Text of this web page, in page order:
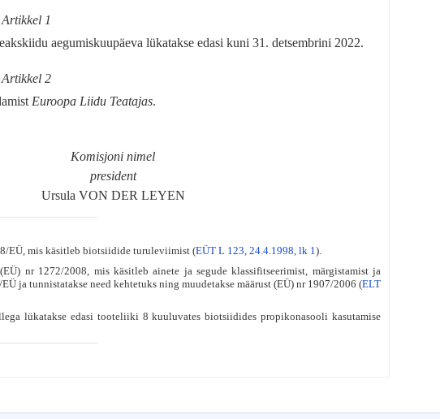
Artikkel 1
aegumiskuupäeva lükatakse edasi kuni 31. detsembrini 2022.
Artikkel 2
Euroopa Liidu Teatajas.
Komisjoni nimel
president
Ursula VON DER LEYEN
EÜ, mis käsitleb biotsiidide turuleviimist (EÜT L 123, 24.4.1998, lk 1).
nr 1272/2008, mis käsitleb ainete ja segude klassifitseerimist, märgistamist ja
ja tunnistatakse need kehtetuks ning muudetakse määrust (EÜ) nr 1907/2006 (ELT
lükatakse edasi tooteliiki 8 kuuluvates biotsiidides propikonasooli kasutamise